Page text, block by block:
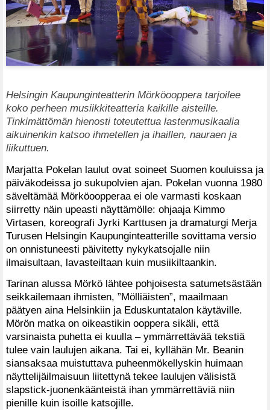
Helsingin Kaupunginteatterin Mörköooppera tarjoilee
koko perheen musiikkiteatteria kaikille aisteille.
Tinkimättömän hienosti toteutettua lastenmusikaalia
aikuinenkin katsoo ihmetellen ja ihaillen, nauraen ja
liikuttuen.
Marjatta Pokelan laulut ovat soineet Suomen kouluissa ja
päiväkodeissa jo sukupolvien ajan. Pokelan vuonna 1980
säveltämää Mörköoopperaa ei ole varmasti koskaan
siirretty näin upeasti näyttämölle: ohjaaja Kimmo
Virtasen, koreografi Jyrki Karttusen ja dramaturgi Merja
Turusen Helsingin Kaupunginteatterille sovittama versio
on onnistuneesti päivitetty nykykatsojalle niin
ilmaisultaan, lavasteiltaan kuin musiikiltaankin.
Tarinan alussa Mörkö lähtee pohjoisesta satumetsästään
seikkailemaan ihmisten, ”Mölliäisten”, maailmaan
päätyen aina Helsinkiin ja Eduskuntatalon käytäville.
Mörön matka on oikeastikin ooppera sikäli, että
varsinaista puhetta ei kuulla – ymmärrettävää tekstiä
tulee vain laulujen aikana. Tai ei, kyllähän Mr. Beanin
siansaksaa muistuttava puheenmökellyskin huimaan
näyttelijäilmaisuun liitettynä tekee laulujen välisistä
slapstick-juonenkäänteistä ihan ymmärrettäviä niin
pienille kuin isoille katsojille.